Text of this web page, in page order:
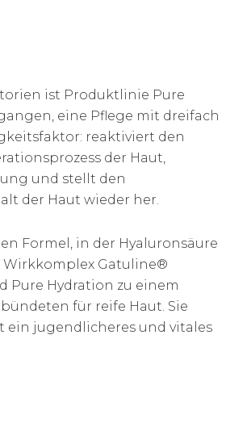
ist Produktlinie Pure
eine Pflege mit dreifach
reaktiviert den
der Haut,
und stellt den
der Haut wieder her.
Formel, in der Hyaluronsäure
Gatuline®
Pure Hydration zu einem
für reife Haut. Sie
ein jugendlicheres und vitales